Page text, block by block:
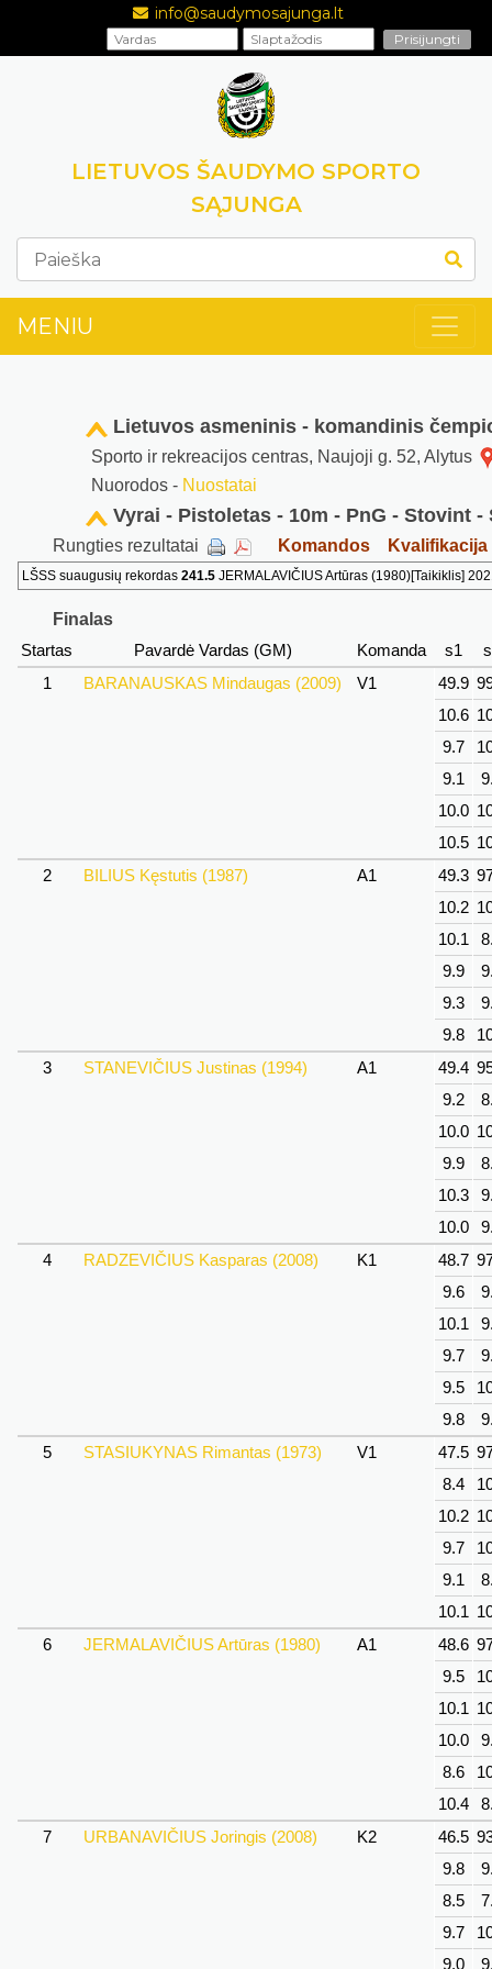
info@saudymosajunga.lt
LIETUVOS ŠAUDYMO SPORTO
SĄJUNGA
MENIU
Lietuvos asmeninis - komandinis
Sporto ir rekreacijos centras, Naujoji g. 52, Alytus
Nuorodos - Nuostatai
Vyrai - Pistoletas - 10m - PnG - Stovint -
Rungties rezultatai Komandos Kvalifikacija
LŠSS suaugusių rekordas 241.5 JERMALAVIČIUS Artūras (1980)[Taikiklis]
Finalas
Startas
Pavardė Vardas (GM) Komanda s1
1
BARANAUSKAS Mindaugas (2009) V1 49.9
10.6
9.7
9.1
10.0
10.5
2
BILIUS Kęstutis (1987) A1 49.3
10.2
10.1
9.9
9.3
9.8
3
STANEVIČIUS Justinas (1994) A1 49.4
9.2
10.0
9.9
10.3
10.0
4
RADZEVIČIUS Kasparas (2008) K1 48.7
9.6
10.1
9.7
9.5
9.8
5
STASIUKYNAS Rimantas (1973) V1 47.5
8.4
10.2
9.7
9.1
10.1
6
JERMALAVIČIUS Artūras (1980) A1 48.6
9.5
10.1
10.0
8.6
10.4
7
URBANAVIČIUS Joringis (2008) K2 46.5
9.8
8.5
9.7
9.0